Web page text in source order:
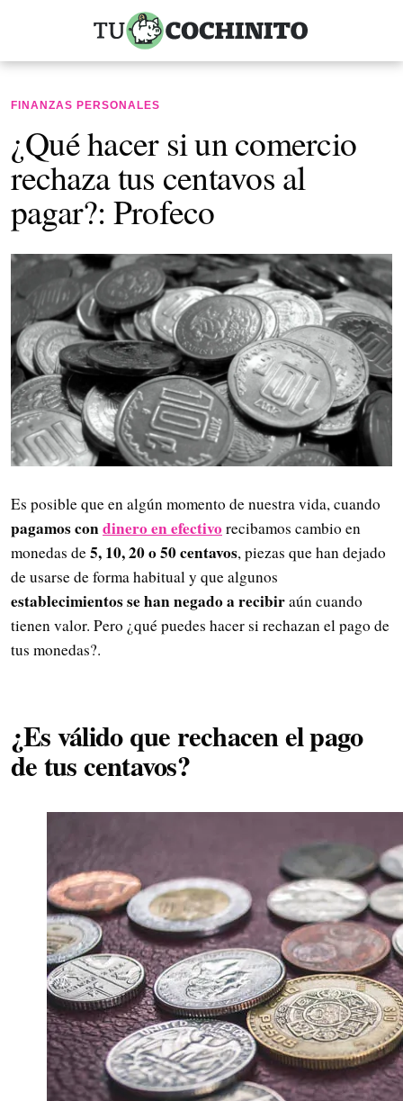
FINANZAS PERSONALES
¿Qué hacer si un comercio
rechaza tus centavos al
pagar?: Profeco
Es posible que en algún momento de nuestra vida, cuando
pagamos condinero en efectivorecibamos cambio en
monedas de5, 10, 20 o 50 centavos, piezas que han dejado
de usarse de forma habitual y que algunos
establecimientos se han negado a recibiraún cuando
tienen valor. Pero ¿qué puedes hacer si rechazan el pago de
tus monedas?.
¿Es válido que rechacen el pago
de tus centavos?